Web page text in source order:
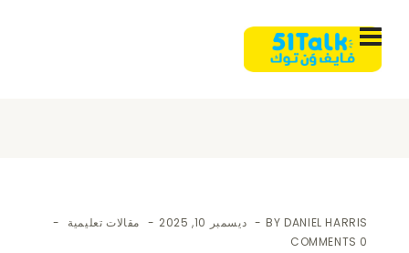
BYDANIEL HARRIS ديسمبر 10, 2025
مقالات تعليمية
0 COMMENTS